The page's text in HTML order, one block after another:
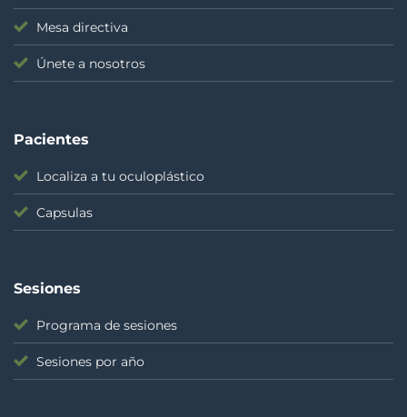
Mesa directiva
Únete a nosotros
Pacientes
Localiza a tu oculoplástico
Capsulas
Sesiones
Programa de sesiones
Sesiones por año